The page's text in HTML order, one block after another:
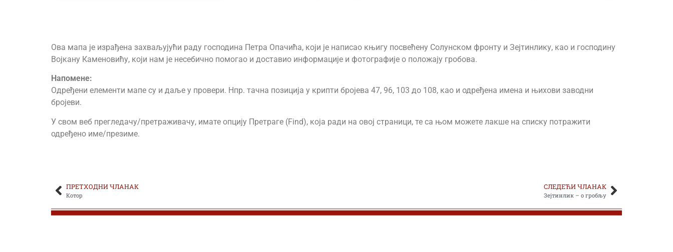
ЂОКИЋ ОБРАД
ЂОКИЋ-ЂУРИЋ ДРАГУТИН
ЂОКОВИЋ МИЛАН
ЂОРЂЕВИЋ АЛЕКСА
ЂОРЂЕВИЋ ДРАГОСЛАВ
ЂОРЂЕВИЋ ЖИВКО
Ова мапа је израђена захваљујући раду господина Петра Опачића, који је написао књигу посвећену Солунском фронту и Зејтинлику, као и господину
Војкану Каменовићу, који нам је несебично помогао и доставио информације и фотографије о положају гробова.
Напоменe:
Одређени елементи мапе су и даље у провери. Нпр. тачна позиција у крипти бројева 47, 96, 103 до 108, као и одређена имена и њихови заводни
бројеви.
У свом веб прегледачу/претраживачу, имате опцију Претраге (Find), која ради на овој страници, те са њом можете лакше на списку потражити
одређено име/презиме.
ПРЕТХОДНИ ЧЛАНАК
Котор
СЛЕДЕЋИ ЧЛАНАК
Зејтинлик – о гробљу